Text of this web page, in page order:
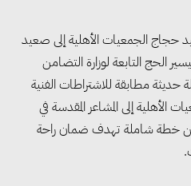
حجاج الجمعيات الأهلية إلى صعيد
الحج التابعة لوزارة التضامن
عن استلام 283 حافلة حديثة مطابقة للاشتراطات الفنية
الأهلية إلى المشاعر المقدسة في
خطة شاملة تهدف ضمان راحة